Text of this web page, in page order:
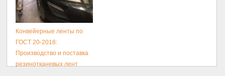
Конвейерные ленты по
ГОСТ 20-2018:
Производство и поставка
резинотканевых лент